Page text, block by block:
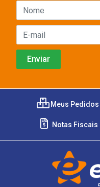
Meus Pedidos
Notas Fiscais